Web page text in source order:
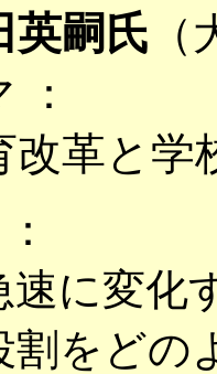
英嗣氏
：
改革と学
に変化
割をどの